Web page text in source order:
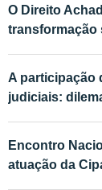
O Direito
transformação
A participação
judiciais:
Encontro
atuação da